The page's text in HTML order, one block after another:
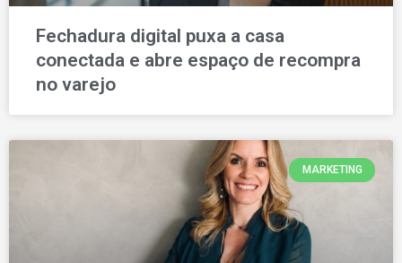
Fechadura digital puxa a casa
conectada e abre espaço de recompra
no varejo
MARKETING